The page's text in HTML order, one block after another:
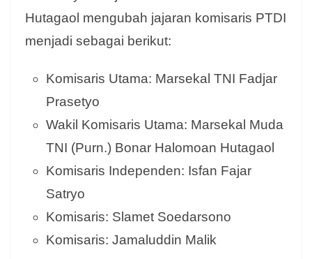
Hutagaol mengubah jajaran komisaris PTDI
menjadi sebagai berikut:
Komisaris Utama: Marsekal TNI Fadjar
Prasetyo
Wakil Komisaris Utama: Marsekal Muda
TNI (Purn.) Bonar Halomoan Hutagaol
Komisaris Independen: Isfan Fajar
Satryo
Komisaris: Slamet Soedarsono
Komisaris: Jamaluddin Malik